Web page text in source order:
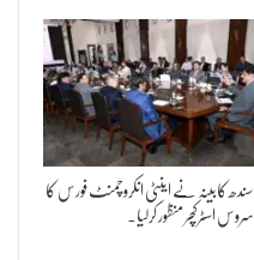
سندھ کابینہ نے اینٹی انکروچمنٹ فورس کا
سروس اسٹرکچر منظور کرلیا۔